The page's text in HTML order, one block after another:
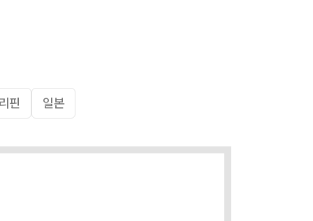
핀 일본